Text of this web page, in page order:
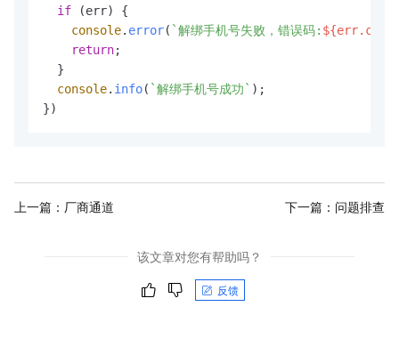
if (err) {
console. error( `解绑手机号失败，错误码:
return;
  }
console. info( `解绑手机号成功` );
上一篇： 厂商通道 下一篇： 问题排查
该文章对您有帮助吗？
反馈